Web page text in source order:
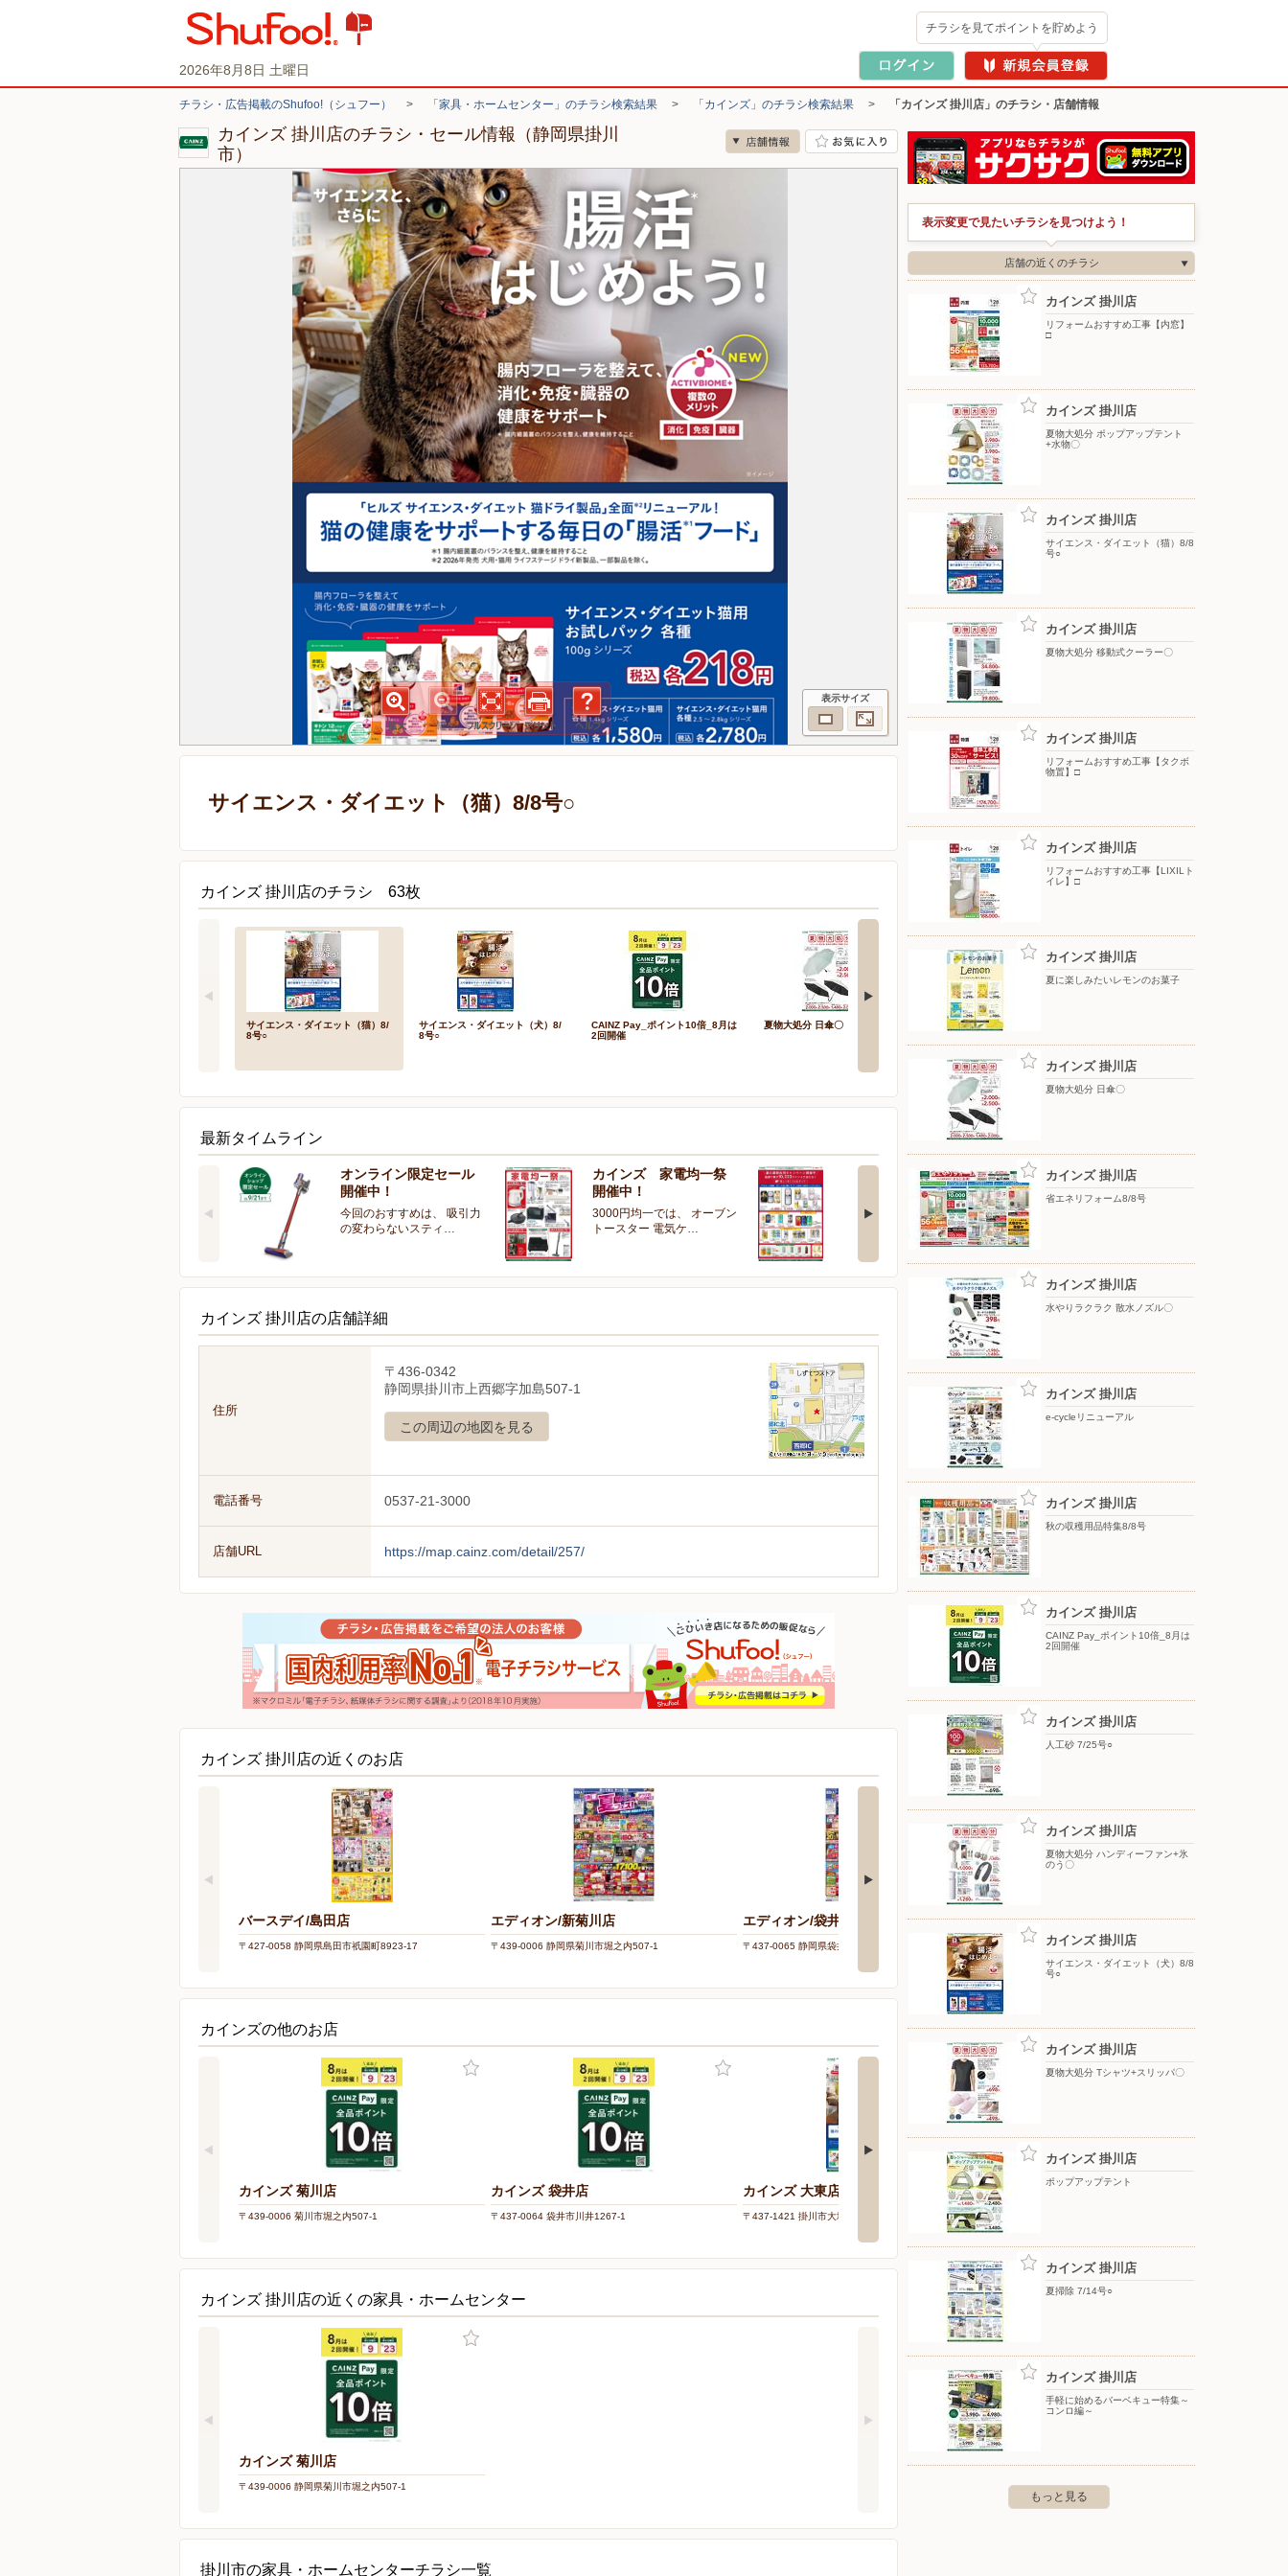
2026年8月8日 土曜日
チラシを見てポイントを貯めよう
チラシ・広告掲載のShufoo!（シュフー） > 「家具・ホームセンター」のチラシ検索結果 > 「カインズ」のチラシ検索結果 > 「カインズ 掛川店」のチラシ・店舗情報
カインズ 掛川店のチラシ・セール情報（静岡県掛川
市）
表示サイズ
サイエンス・ダイエット（猫）8/8号○
カインズ 掛川店のチラシ 63枚
サイエンス・ダイエット（猫）8/
8号○
サイエンス・ダイエット（犬）8/
8号○
CAINZ Pay_ポイント10倍_8月は
2回開催
夏物大処分 日傘〇
夏物大処分 ポップアップテント
最新タイムライン
オンライン限定セール
開催中！
今回のおすすめは、 吸引力
の変わらないスティ…
カインズ 家電均一祭
開催中！
3000円均一では、 オーブン
トースター 電気ケ…
夏の酒類合同キャンペ
夏の酒類合同キャンペーン
開催中！ 抽選で最大…
カインズ 掛川店の店舗詳細
住所
〒436-0342
静岡県掛川市上西郷字加島507-1
この周辺の地図を見る
電話番号 0537-21-3000
店舗URL https://map.cainz.com/detail/257/
カインズ 掛川店の近くのお店
バースデイ/島田店
〒427-0058 静岡県島田市祇園町8923-17
エディオン/新菊川店
〒439-0006 静岡県菊川市堀之内507-1
エディオン/袋井インター店
〒437-0065 静岡県袋井市堀越字才別当421-1
バースデイ/サンストリート浜北店
〒434-0041 静岡県浜松市浜名区平口2861-1
カインズの他のお店
カインズ 菊川店
〒439-0006 菊川市堀之内507-1
カインズ 袋井店
〒437-0064 袋井市川井1267-1
カインズ 大東店
〒437-1421 掛川市大坂字鷺田601
カインズ 磐田豊岡店
〒438-0126 磐田市下神増93
カインズ 掛川店の近くの家具・ホームセンター
カインズ 菊川店
〒439-0006 静岡県菊川市堀之内507-1
掛川市の家具・ホームセンターチラシ一覧
表示変更で見たいチラシを見つけよう！
店舗の近くのチラシ
カインズ 掛川店
リフォームおすすめ工事【内窓】
□
カインズ 掛川店
夏物大処分 ポップアップテント
+水物〇
カインズ 掛川店
サイエンス・ダイエット（猫）8/8
号○
カインズ 掛川店
夏物大処分 移動式クーラー〇
カインズ 掛川店
リフォームおすすめ工事【タクボ
物置】□
カインズ 掛川店
リフォームおすすめ工事【LIXILト
イレ】□
カインズ 掛川店
夏に楽しみたいレモンのお菓子
カインズ 掛川店
夏物大処分 日傘〇
カインズ 掛川店
省エネリフォーム8/8号
カインズ 掛川店
水やりラクラク 散水ノズル〇
カインズ 掛川店
e-cycleリニューアル
カインズ 掛川店
秋の収穫用品特集8/8号
カインズ 掛川店
CAINZ Pay_ポイント10倍_8月は
2回開催
カインズ 掛川店
人工砂 7/25号○
カインズ 掛川店
夏物大処分 ハンディーファン+氷
のう〇
カインズ 掛川店
サイエンス・ダイエット（犬）8/8
号○
カインズ 掛川店
夏物大処分 Tシャツ+スリッパ〇
カインズ 掛川店
ポップアップテント
カインズ 掛川店
夏掃除 7/14号○
カインズ 掛川店
手軽に始めるバーベキュー特集～
コンロ編～
もっと見る